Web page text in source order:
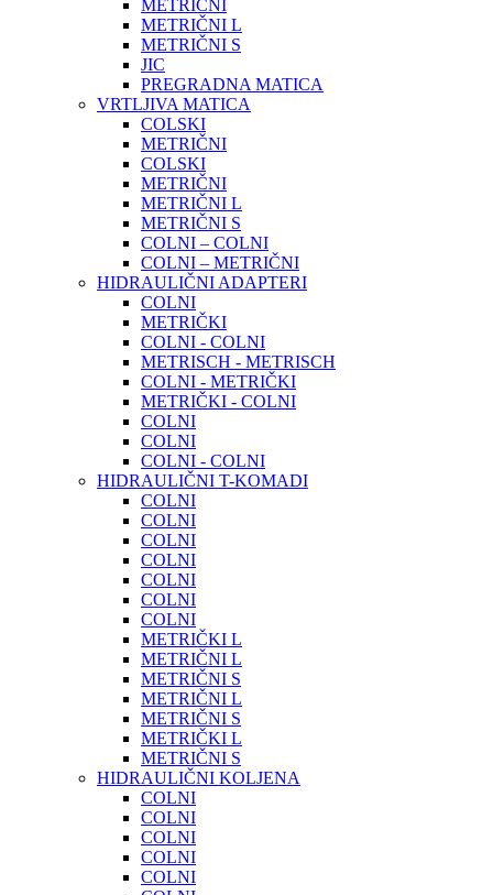
METRIČNI
METRIČNI L
METRIČNI S
JIC
PREGRADNA MATICA
VRTLJIVA MATICA
COLSKI
METRIČNI
COLSKI
METRIČNI
METRIČNI L
METRIČNI S
COLNI – COLNI
COLNI – METRIČNI
HIDRAULIČNI ADAPTERI
COLNI
METRIČKI
COLNI - COLNI
METRISCH - METRISCH
COLNI - METRIČKI
METRIČKI - COLNI
COLNI
COLNI
COLNI - COLNI
HIDRAULIČNI T-KOMADI
COLNI
COLNI
COLNI
COLNI
COLNI
COLNI
COLNI
METRIČKI L
METRIČNI L
METRIČNI S
METRIČNI L
METRIČNI S
METRIČKI L
METRIČNI S
HIDRAULIČNI KOLJENA
COLNI
COLNI
COLNI
COLNI
COLNI